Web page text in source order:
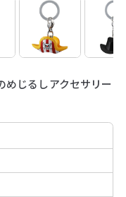
めじるしアクセサリー